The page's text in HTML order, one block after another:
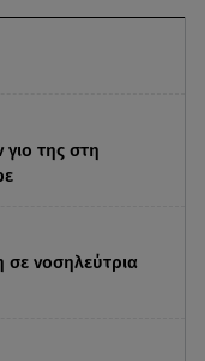
της στη
σε νοσηλεύτρια